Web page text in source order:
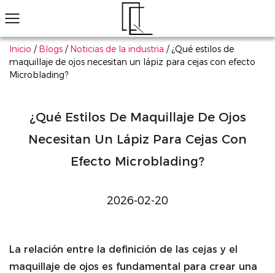
Inicio / Blogs / Noticias de la industria /¿Qué estilos de
maquillaje de ojos necesitan un lápiz para cejas con efecto
Microblading?
¿Qué Estilos De Maquillaje De Ojos
Necesitan Un Lápiz Para Cejas Con
Efecto Microblading?
2026-02-20
La relación entre la definición de las cejas y el
maquillaje de ojos es fundamental para crear una